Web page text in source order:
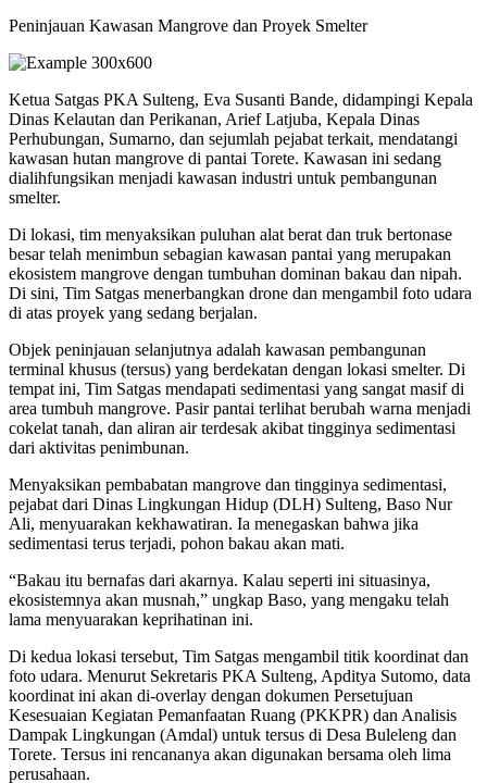
Peninjauan Kawasan Mangrove dan Proyek Smelter
Ketua Satgas PKA Sulteng, Eva Susanti Bande, didampingi Kepala
Dinas Kelautan dan Perikanan, Arief Latjuba, Kepala Dinas
Perhubungan, Sumarno, dan sejumlah pejabat terkait, mendatangi
kawasan hutan mangrove di pantai Torete. Kawasan ini sedang
dialihfungsikan menjadi kawasan industri untuk pembangunan
smelter.
Di lokasi, tim menyaksikan puluhan alat berat dan truk bertonase
besar telah menimbun sebagian kawasan pantai yang merupakan
ekosistem mangrove dengan tumbuhan dominan bakau dan nipah.
Di sini, Tim Satgas menerbangkan drone dan mengambil foto udara
di atas proyek yang sedang berjalan.
Objek peninjauan selanjutnya adalah kawasan pembangunan
terminal khusus (tersus) yang berdekatan dengan lokasi smelter. Di
tempat ini, Tim Satgas mendapati sedimentasi yang sangat masif di
area tumbuh mangrove. Pasir pantai terlihat berubah warna menjadi
cokelat tanah, dan aliran air terdesak akibat tingginya sedimentasi
dari aktivitas penimbunan.
Menyaksikan pembabatan mangrove dan tingginya sedimentasi,
pejabat dari Dinas Lingkungan Hidup (DLH) Sulteng, Baso Nur
Ali, menyuarakan kekhawatiran. Ia menegaskan bahwa jika
sedimentasi terus terjadi, pohon bakau akan mati.
“Bakau itu bernafas dari akarnya. Kalau seperti ini situasinya,
ekosistemnya akan musnah,” ungkap Baso, yang mengaku telah
lama menyuarakan keprihatinan ini.
Di kedua lokasi tersebut, Tim Satgas mengambil titik koordinat dan
foto udara. Menurut Sekretaris PKA Sulteng, Apditya Sutomo, data
koordinat ini akan di-overlay dengan dokumen Persetujuan
Kesesuaian Kegiatan Pemanfaatan Ruang (PKKPR) dan Analisis
Dampak Lingkungan (Amdal) untuk tersus di Desa Buleleng dan
Torete. Tersus ini rencananya akan digunakan bersama oleh lima
perusahaan.